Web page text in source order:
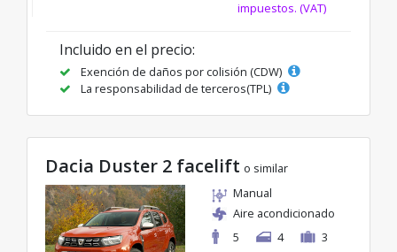
impuestos. (VAT)
Incluido en el precio:
Exención de daños por colisión (CDW)
La responsabilidad de terceros(TPL)
Dacia Duster 2 facelift o similar
Manual
Aire acondicionado
5
4 3